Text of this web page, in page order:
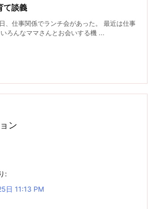
て談義
、仕事関係でランチ会があった。 最近は仕事
ろんなママさんとお会いする機 ...
ン
:
日 11:13 PM